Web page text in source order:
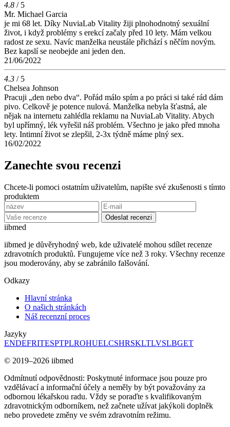
4.8 / 5
Mr. Michael Garcia
je mi 68 let. Díky NuviaLab Vitality žiji plnohodnotný sexuální
život, i když problémy s erekcí začaly před 10 lety. Mám velkou
radost ze sexu. Navíc manželka neustále přichází s něčím novým.
Bez kapslí se neobejde ani jeden den.
21/06/2022
4.3 / 5
Chelsea Johnson
Pracuji „den nebo dva“. Pořád málo spím a po práci si také rád dám
pivo. Celkově je potence nulová. Manželka nebyla šťastná, ale
nějak na internetu zahlédla reklamu na NuviaLab Vitality. Abych
byl upřímný, lék vyřešil náš problém. Všechno je jako před mnoha
lety. Intimní život se zlepšil, 2-3x týdně máme plný sex.
16/02/2022
Zanechte svou recenzi
Chcete-li pomoci ostatním uživatelům, napište své zkušenosti s tímto
produktem
Odeslat recenzi
iibmed
iibmed je důvěryhodný web, kde uživatelé mohou sdílet recenze
zdravotních produktů. Fungujeme více než 3 roky. Všechny recenze
jsou moderovány, aby se zabránilo falšování.
Odkazy
Hlavní stránka
O našich stránkách
Náš recenzní proces
Jazyky
ENDEFRITESPTPLROHUELCSHRSKLTLVSLBGET
© 2019–2026 iibmed
Odmítnutí odpovědnosti: Poskytnuté informace jsou pouze pro
vzdělávací a informační účely a neměly by být považovány za
odbornou lékařskou radu. Vždy se poraďte s kvalifikovaným
zdravotnickým odborníkem, než začnete užívat jakýkoli doplněk
nebo provedete změny ve svém zdravotním režimu.